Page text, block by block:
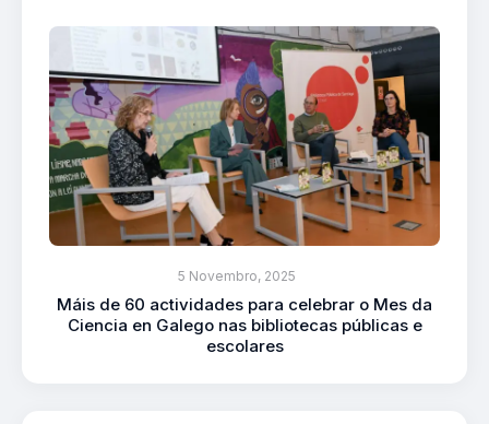
5 Novembro, 2025
Máis de 60 actividades para celebrar o Mes da
Ciencia en Galego nas bibliotecas públicas e
escolares